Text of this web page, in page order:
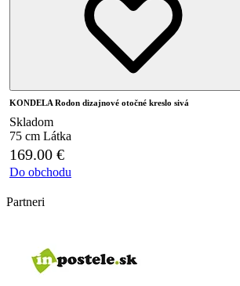
KONDELA Rodon dizajnové otočné kreslo sivá
Skladom
75 cm Látka
169.00 €
Do obchodu
Partneri